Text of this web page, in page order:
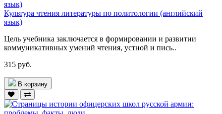
Культура чтения литературы по политологии (английский
язык)
Цель учебника заключается в формировании и развитии
комму­никативных умений чтения, устной и пись..
315 руб.
В корзину